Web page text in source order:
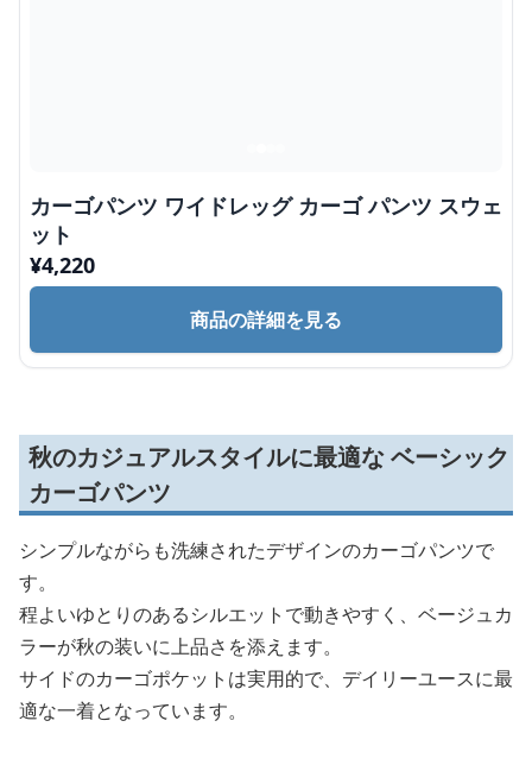
カーゴパンツ ワイドレッグ カーゴ パンツ スウェ
ット
¥4,220
商品の詳細を見る
秋のカジュアルスタイルに最適な ベーシック
カーゴパンツ
シンプルながらも洗練されたデザインのカーゴパンツで
す。
程よいゆとりのあるシルエットで動きやすく、ベージュカ
ラーが秋の装いに上品さを添えます。
サイドのカーゴポケットは実用的で、デイリーユースに最
適な一着となっています。